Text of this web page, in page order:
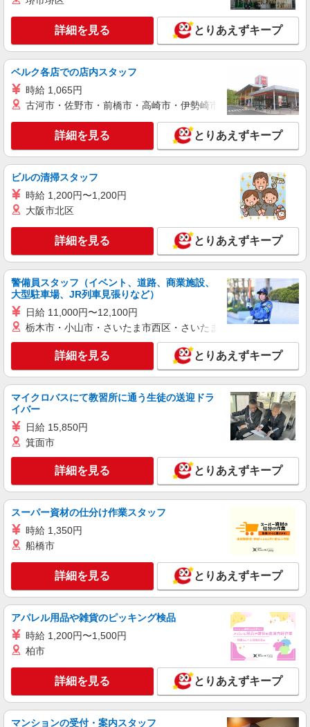
時給1350円〜2062円 ＜日払い有/週払い有/交
通費全支給(ガソリン代含む)＞
福島市 最寄り駅：福島
キープ
派遣社員
株式会社kotrio /●SD-H-1815226
夕方までのデイサービス☆車の運転できる方優
遇【福島市】
時給1450円〜2062円 ＜日払い有/週払い有/交
通費全支給(ガソリン代含む)＞
福島市 最寄り駅：福島
キープ 詳細を見る
派遣社員
株式会社kotrio /●SD-H-1810990
毎日1万円＊デイサービス＊運転好きな方大集
合｜福島市
時給1350円〜2062円 ＜日払い有/週払い有/交
福島市 【履歴書不要♪】
キープ 詳細を見る
派遣社員
株式会社kotrio /●SD-H-2066592
＊サ高住
時給1350円〜2062円 ＜日払い有/週払い有/交
通費全支給(ガソリン代含む)＞
福島市 最寄り駅：福島
キープ 詳細を見る
株式会社kotrio /●SD-H-1894988
＜福島市＞デイサービスSTAFF＊16時退社も
OK！子育て世代活躍中
時給1450円〜2062円 ＜日払い有/週払い有/交
通費全支給(ガソリン代含む)＞
キープ 詳細を見る
派遣社員
詳細を見る とりあえずキープ
ベルク各店での店内スタッフ
時給 1,065円
古河市・佐野市・前橋市・高崎市・伊勢崎市・太田市・館林市
詳細を見る とりあえずキープ
ビルの清掃スタッフ
時給 1,200円〜1,200円
大阪市北区
詳細を見る とりあえずキープ
警備員スタッフ（イベント、道路、商業施設、
大型駐車場、JR列車見張りなど）
日給 11,000円〜12,100円
栃木市・小山市・さいたま市西区・さいたま市岩槻区・久喜市・
詳細を見る とりあえずキープ
マイクロバスにて教習所に通う生徒の送迎ドラ
イバー
日給 15,850円
箕面市
詳細を見る とりあえずキープ
スーパー資材の仕分け作業スタッフ
時給 1,350円
船橋市
詳細を見る とりあえずキープ
アパレル用品や雑貨のピッキング検品
時給 1,200円〜1,500円
柏市
詳細を見る とりあえずキープ
マンションの受付・案内スタッフ